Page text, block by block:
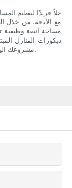
مع الأناقة. من خلال
مساحة أنيقة وظيفية
ديكورات المنازل
مشروعك اليوم ورفع مساحتك باستخدام دليلنا السهل المتابعة.